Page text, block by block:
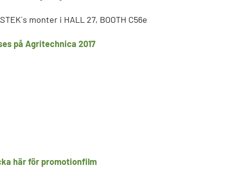
monter i HALL 27, BOOTH C56e
på Agritechnica 2017
här för promotionfilm